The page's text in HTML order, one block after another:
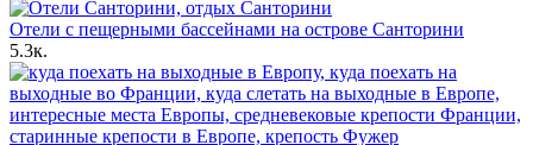
Отели с пещерными бассейнами на острове Санторини
5.3к.